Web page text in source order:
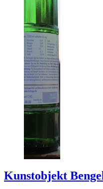
Kunstobjekt Bengel